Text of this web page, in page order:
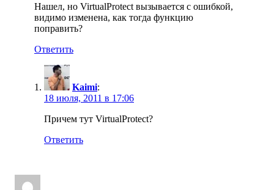
Нашел, но VirtualProtect вызывается с ошибкой,
видимо изменена, как тогда функцию
поправить?
Ответить
Kaimi:
18 июля, 2011 в 17:06
Причем тут VirtualProtect?
Ответить